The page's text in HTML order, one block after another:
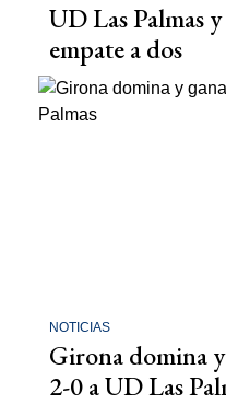
UD Las Palmas
empate a dos
NOTICIAS
Girona domina
2-0 a UD Las